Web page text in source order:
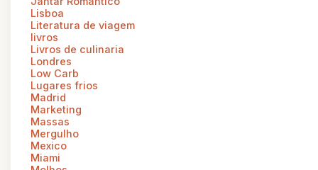
Lisboa
Literatura de viagem
livros
Livros de culinaria
Londres
Low Carb
Lugares frios
Madrid
Marketing
Massas
Mergulho
Mexico
Miami